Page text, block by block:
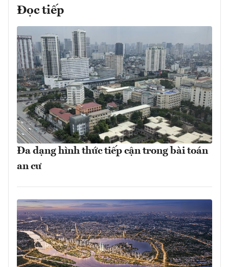
Đọc tiếp
Đa dạng hình thức tiếp cận trong bài toán
an cư